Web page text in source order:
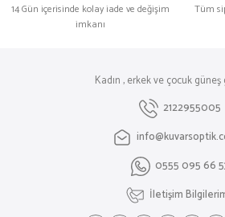
14 Gün içerisinde kolay iade ve değişim
imkanı
Tüm
Kadın , erkek ve çocuk
2122955005
0555 095 66
İletişim